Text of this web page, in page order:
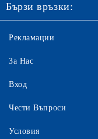
Бързи връзки:
Рекламации
За Нас
Вход
Чести Въпроси
Условия